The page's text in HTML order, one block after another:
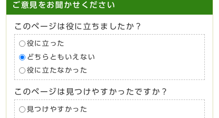
ご意見をお聞かせください
このページは役に立ちましたか？
役に立った
どちらともいえない
役に立たなかった
このページは見つけやすかったですか？
見つけやすかった